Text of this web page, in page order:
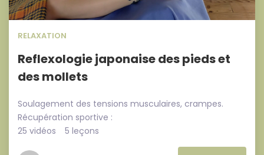
RELAXATION
Reflexologie japonaise des pieds et
des mollets
Soulagement des tensions musculaires, crampes.
Récupération sportive :
25 vidéos
5 leçons